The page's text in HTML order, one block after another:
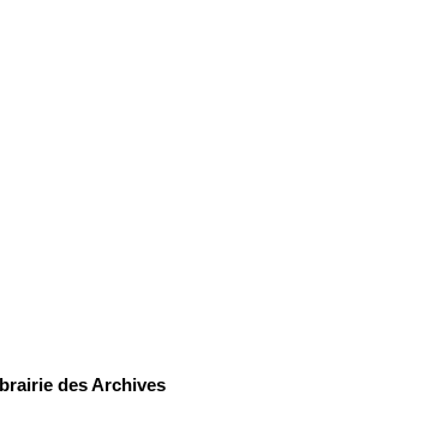
des Archives